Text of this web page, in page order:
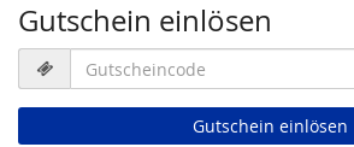
"Lage
Live"
Münster
-
Standard
Gutschein einlösen
Gutscheincode
erforderlich
Gutschein einlösen